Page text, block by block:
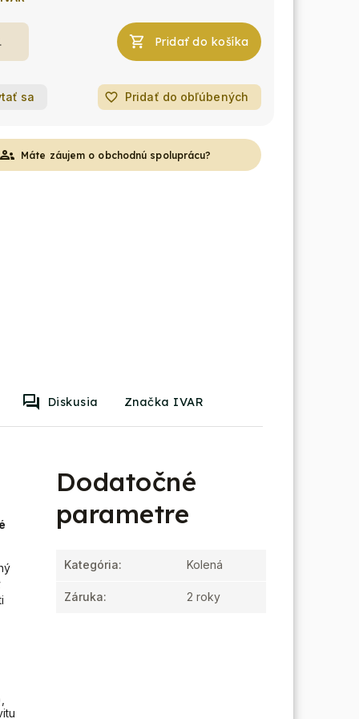
Pridať do košíka
sa favorite_border Pridať do obľúbených
Máte záujem o obchodnú spoluprácu?
Diskusia Značka IVAR
Dodatočné
parametre
Kategória: Kolená
Záruka: 2 roky